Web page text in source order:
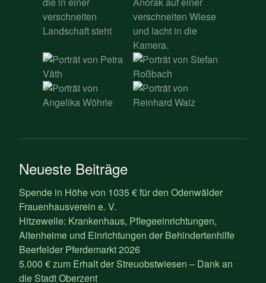
Neueste Beiträge
Spende in Höhe von 1035 € für den Odenwälder
Frauenhausverein e. V.
Hitzewelle: Krankenhaus, Pflegeeinrichtungen,
Altenheime und Einrichtungen der Behindertenhilfe
Beerfelder Pferdemarkt 2026
5.000 € zum Erhalt der Streuobstwiesen – Dank an
die Stadt Oberzent